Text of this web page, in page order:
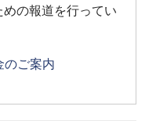
の報道を行ってい
のご案内